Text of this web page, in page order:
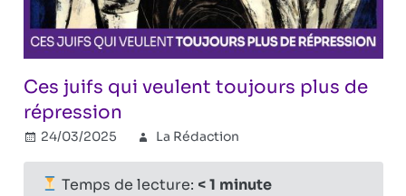
Ces juifs qui veulent toujours plus de
répression
24/03/2025 La Rédaction
révisionniste
fermés
Temps de lecture: < 1 minute